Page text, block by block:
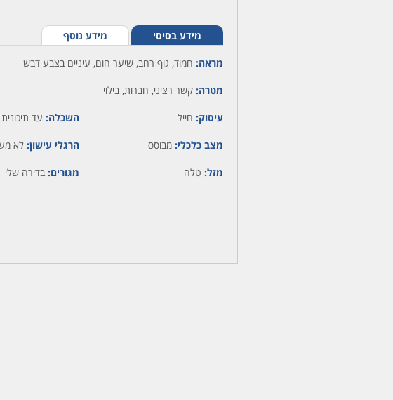
מידע בסיסי מידע נוסף
מראה: חמוד, גוף רחב, שיער חום, עיניים בצבע דבש
מטרה: קשר רציני, חברות, בילוי
עיסוק: חייל השכלה: עד תיכונית
מצב כלכלי: מבוסס הרגלי עישון: לא
מזל: טלה מגורים: בדירה שלי